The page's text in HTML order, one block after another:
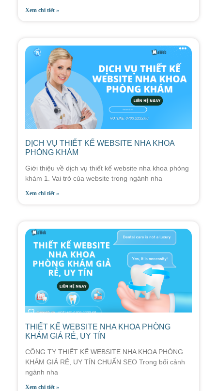
Xem chi tiết »
DỊCH VỤ THIẾT KẾ WEBSITE NHA KHOA
PHÒNG KHÁM
Giới thiệu về dịch vụ thiết kế website nha khoa phòng
khám 1. Vai trò của website trong ngành nha
Xem chi tiết »
THIẾT KẾ WEBSITE NHA KHOA PHÒNG
KHÁM GIÁ RẺ, UY TÍN
CÔNG TY THIẾT KẾ WEBSITE NHA KHOA PHÒNG
KHÁM GIÁ RẺ, UY TÍN CHUẨN SEO Trong bối cảnh
ngành nha
Xem chi tiết »